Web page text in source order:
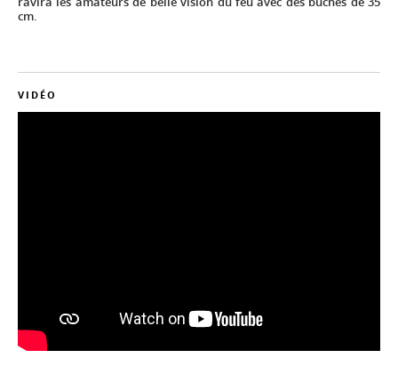
cm.
VIDÉO